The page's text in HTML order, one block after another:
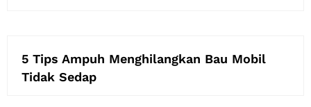
5 Tips Ampuh Menghilangkan Bau Mobil
Tidak Sedap